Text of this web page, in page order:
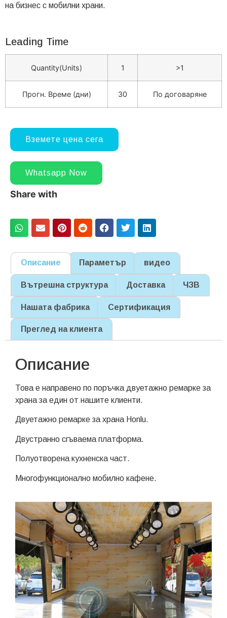
на бизнес с мобилни храни.
Leading Time
Quantity(Units) 1 >1
Прогн. Време (дни) 30 По договаряне
Вземете цена сега
Whatsapp Now
Share with
Описание Параметър видео
Вътрешна структура Доставка ЧЗВ
Нашата фабрика Сертификация
Преглед на клиента
Описание
Това е направено по поръчка двуетажно ремарке за
храна за един от нашите клиенти.
Двуетажно ремарке за храна Honlu.
Двустранно сгъваема платформа.
Полуотворена кухненска част.
Многофункционално мобилно кафене.